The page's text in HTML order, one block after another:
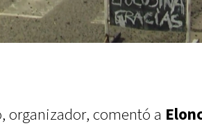
organizador, comentó a